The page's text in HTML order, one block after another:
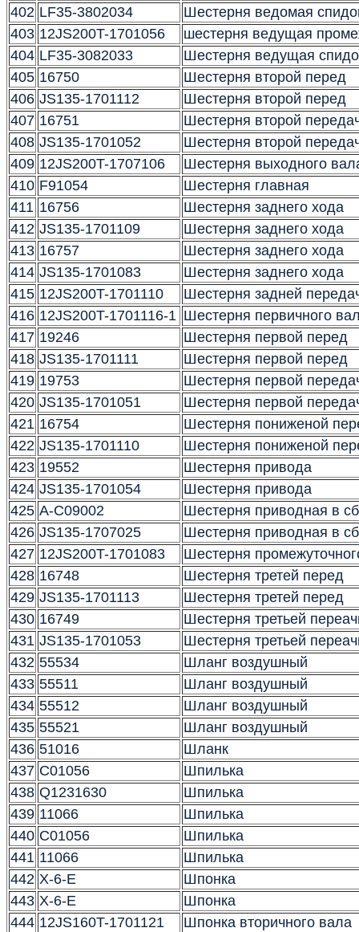
402 LF35-3802034
Шестерня ведомая
403 12JS200T-1701056
шестерня ведущая
404 LF35-3082033
Шестерня ведущая
405 16750
Шестерня второй перед
406 JS135-1701112
Шестерня второй перед
407 16751
Шестерня второй
408 JS135-1701052
Шестерня второй
409 12JS200T-1707106
Шестерня выходного
410 F91054
Шестерня главная
411 16756
Шестерня заднего хода
412 JS135-1701109
Шестерня заднего хода
413 16757
Шестерня заднего хода
414 JS135-1701083
Шестерня заднего хода
415 12JS200T-1701110
Шестерня задней
416 12JS200T-1701116-1 Шестерня первичного
417 19246
Шестерня первой перед
418 JS135-1701111
Шестерня первой перед
419 19753
Шестерня первой
420 JS135-1701051
Шестерня первой
421 16754
Шестерня пониженой
422 JS135-1701110
Шестерня пониженой
423 19552
Шестерня привода
424 JS135-1701054
Шестерня привода
425 A-C09002
Шестерня приводная в
426 JS135-1707025
Шестерня приводная в
427 12JS200T-1701083
Шестерня
428 16748
Шестерня третей перед
429 JS135-1701113
Шестерня третей перед
430 16749
Шестерня третьей
431 JS135-1701053
Шестерня третьей
432 55534
Шланг воздушный
433 55511
Шланг воздушный
434 55512
Шланг воздушный
435 55521
Шланг воздушный
436 51016
Шланк
437 C01056
Шпилька
438 Q1231630
Шпилька
439 11066
Шпилька
440 C01056
Шпилька
441 11066
Шпилька
442 X-6-E
Шпонка
443 X-6-E
Шпонка
444 12JS160T-1701121
Шпонка вторичного вала